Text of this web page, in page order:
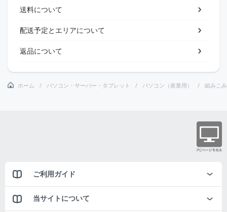
送料について
配送予定とエリアについて
返品について
ホーム パソコン・サーバー・タブレット パソコン（産業用） 組みこ
ご利用ガイド
当サイトについて